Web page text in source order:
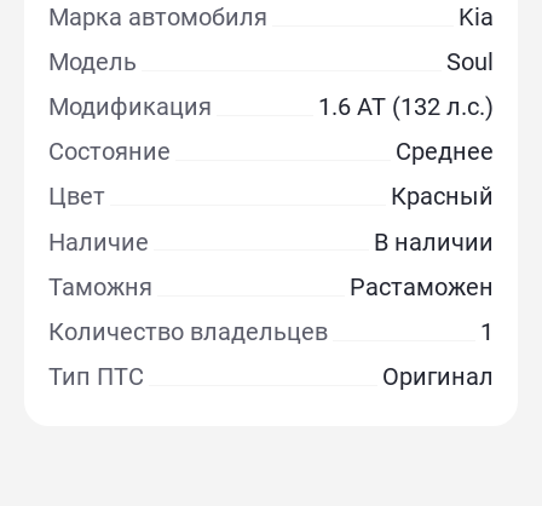
Марка автомобиля
Kia
Модель
Soul
Модификация
1.6 AT (132 л.с.)
Состояние
Среднее
Цвет
Красный
Наличие
В наличии
Таможня
Растаможен
Количество владельцев
1
Тип ПТС
Оригинал